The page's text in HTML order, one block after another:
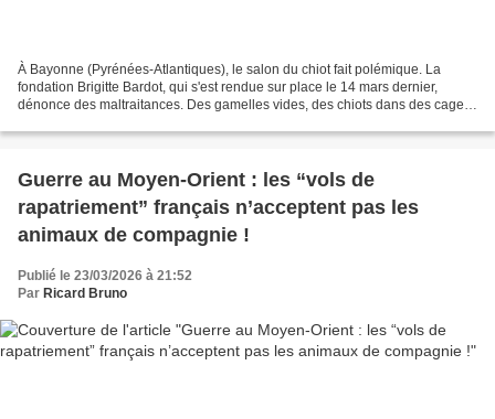
À Bayonne (Pyrénées-Atlantiques), le salon du chiot fait polémique. La
fondation Brigitte Bardot, qui s'est rendue sur place le 14 mars dernier,
dénonce des maltraitances. Des gamelles vides, des chiots dans des cages,
Guerre au Moyen-Orient : les “vols de
rapatriement” français n’acceptent pas les
animaux de compagnie !
Publié le 23/03/2026 à 21:52
Par Ricard Bruno